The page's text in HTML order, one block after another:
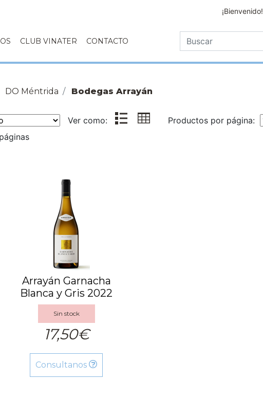
¡Bienvenido!
CLUB VINATER CONTACTO
DO Méntrida Bodegas Arrayán
Ver como:
Productos por página:
Arrayán Garnacha
Blanca y Gris 2022
Sin stock
17,50€
Consultanos